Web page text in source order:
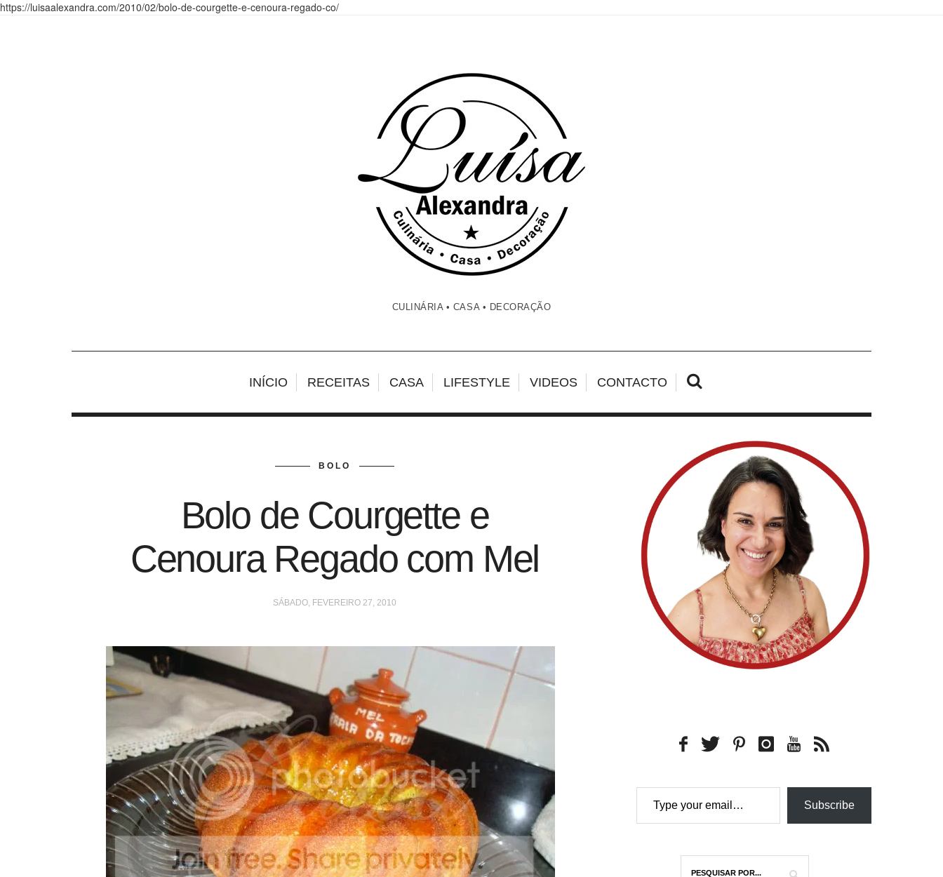
https://luisaalexandra.com/2010/02/bolo-de-courgette-e-cenoura-regado-co/
CULINÁRIA • CASA • DECORAÇÃO
INÍCIO RECEITAS CASA LIFESTYLE VIDEOS CONTACTO
BOLO
Bolo de Courgette e
Cenoura Regado com Mel
SÁBADO, FEVEREIRO 27, 2010
Type your email…
Subscribe